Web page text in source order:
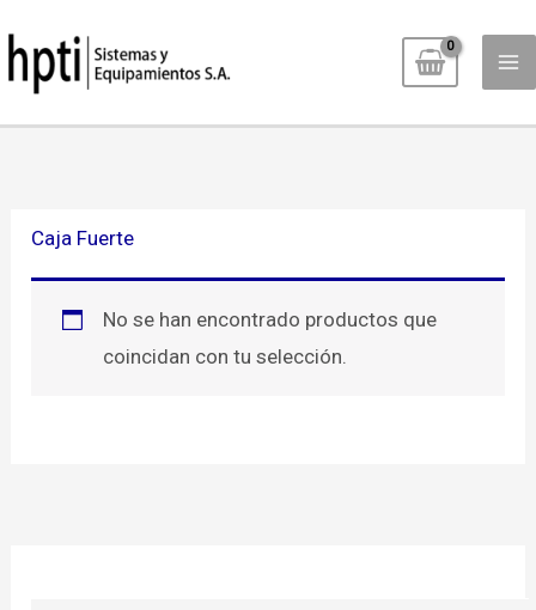
al
contenido
Caja Fuerte
No se han encontrado productos que
coincidan con tu selección.